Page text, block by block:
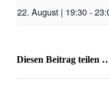
22. August | 19:30-
Diesen Beitrag teilen